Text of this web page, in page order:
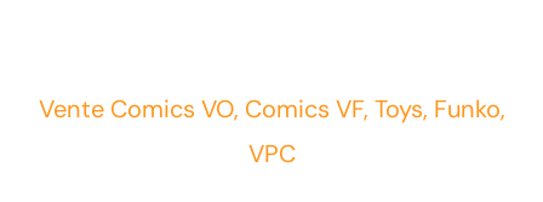
Vente Comics VO, Comics VF, Toys, Funko,
VPC